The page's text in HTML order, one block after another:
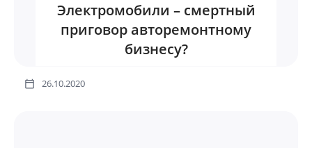
Электромобили – смертный
приговор авторемонтному
бизнесу?
26.10.2020